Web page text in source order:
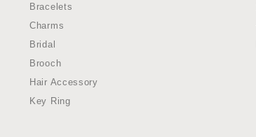
Bracelets
Charms
Bridal
Brooch
Hair Accessory
Key Ring